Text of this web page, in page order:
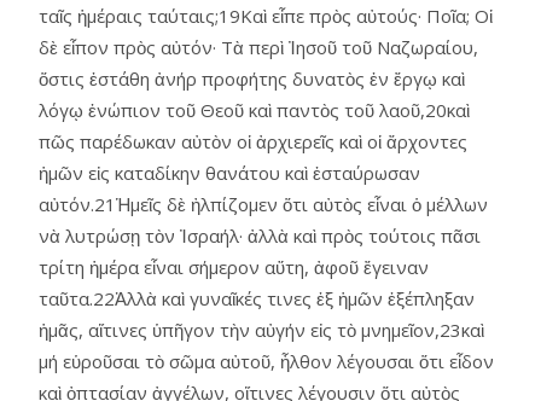
ταῖς ἡμέραις ταύταις;19Καὶ εἶπε πρὸς αὐτούς· Ποῖα; Οἱ
δὲ εἶπον πρὸς αὐτόν· Τὰ περὶ Ἰησοῦ τοῦ Ναζωραίου,
ὅστις ἐστάθη ἀνήρ προφήτης δυνατὸς ἐν ἔργῳ καὶ
λόγῳ ἐνώπιον τοῦ Θεοῦ καὶ παντὸς τοῦ λαοῦ,20καὶ
πῶς παρέδωκαν αὐτὸν οἱ ἀρχιερεῖς καὶ οἱ ἄρχοντες
ἡμῶν εἰς καταδίκην θανάτου καὶ ἐσταύρωσαν
αὐτόν.21Ἡμεῖς δὲ ἠλπίζομεν ὅτι αὐτὸς εἶναι ὁ μέλλων
νὰ λυτρώσῃ τὸν Ἰσραήλ· ἀλλὰ καὶ πρὸς τούτοις πᾶσι
τρίτη ἡμέρα εἶναι σήμερον αὕτη, ἀφοῦ ἔγειναν
ταῦτα.22Ἀλλὰ καὶ γυναῖκές τινες ἐξ ἡμῶν ἐξέπληξαν
ἡμᾶς, αἵτινες ὑπῆγον τὴν αὐγήν εἰς τὸ μνημεῖον,23καὶ
μή εὑροῦσαι τὸ σῶμα αὐτοῦ, ἦλθον λέγουσαι ὅτι εἶδον
καὶ ὀπτασίαν ἀγγέλων, οἵτινες λέγουσιν ὅτι αὐτὸς